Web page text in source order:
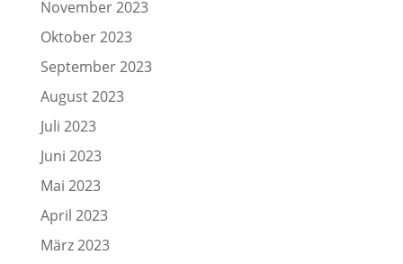
November 2023
Oktober 2023
September 2023
August 2023
Juli 2023
Juni 2023
Mai 2023
April 2023
März 2023